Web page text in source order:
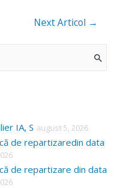
Next Articol →
IA, S august 5, 2026
de repartizaredin data
de repartizare din data